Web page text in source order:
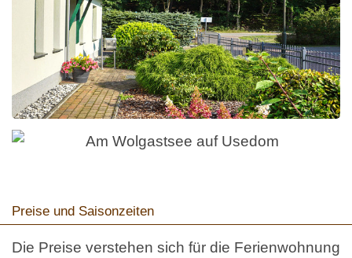
Preise und Saisonzeiten
Die Preise verstehen sich für die Ferienwohnung